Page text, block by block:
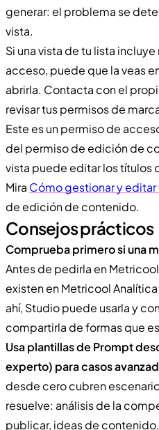
generar: el problema se
vista.
Si una vista de tu lista
acceso, puede que la veas
abrirla. Contacta con el
revisar tus permisos de
Este es un permiso de
del permiso de edición de
vista puede editar los títulos
Mira Cómo gestionar y editar
de edición de contenido.
Consejos prácticos
Comprueba primero si una
Antes de pedirla en
existen en Metricool
ahí, Studio puede usarla y
compartirla de formas que
Usa plantillas de Prompt
experto) para casos
desde cero cubren
resuelve: análisis de la
publicar, ideas de